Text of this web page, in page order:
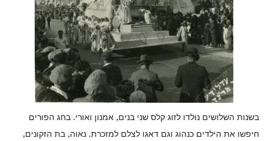
בשנות השלושים נולדו לזוג קלס שני בנים, אמנון ואורי. בחג הפורים
חיפשו את הילדים כנהוג וגם דאגו לצלם למזכרת. נאוה, בת הזקונים,